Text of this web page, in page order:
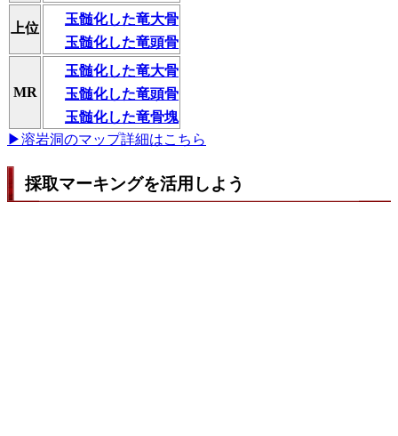
上位
玉髄化した竜大骨
玉髄化した竜頭骨
MR
玉髄化した竜大骨
玉髄化した竜頭骨
玉髄化した竜骨塊
▶溶岩洞のマップ詳細はこちら
採取マーキングを活用しよう